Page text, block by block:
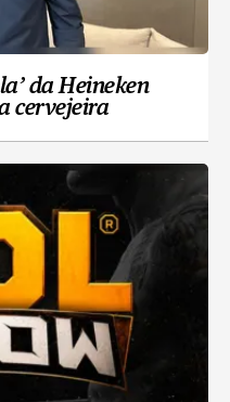
da Heineken
cervejeira